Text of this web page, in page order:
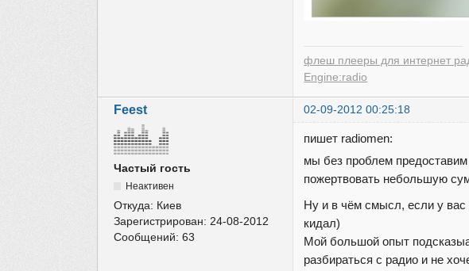
флеш плееры для интернет
Engine:radio
Feest 02-09-2012 00:25:18
Частый гость
Неактивен
Откуда: Киев
Зарегистрирован:24-08-2012
Сообщений:63
пишет radiomen:
мы без проблем предоставим
пожертвовать небольшую
Ну и в чём смысл, если у
кидал)
Мой большой опыт
разбираться с радио и не